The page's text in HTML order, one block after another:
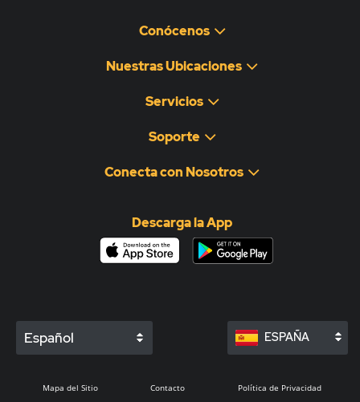
Conócenos
Nuestras Ubicaciones
Servicios
Soporte
Conecta con Nosotros
Descarga la App
Español ESPAÑA
Mapa del Sitio Contacto Política de Privacidad